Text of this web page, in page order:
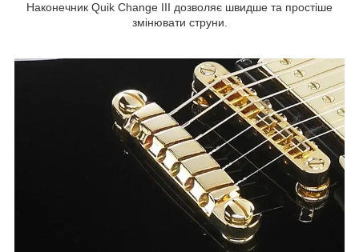
Наконечник Quik Change III дозволяє швидше та простіше
змінювати струни.